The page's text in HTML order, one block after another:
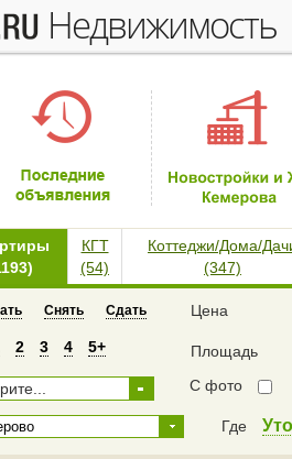
недвижимость
КГТ
(54)
Коттеджи/Дома/
(347)
Снять Сдать Цена
2 3 4 5+ Площадь
С фото
Где